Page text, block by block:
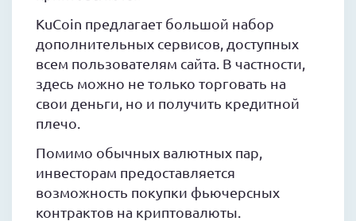
KuCoin предлагает большой набор
дополнительных сервисов, доступных
всем пользователям сайта. В частности,
здесь можно не только торговать на
свои деньги, но и получить кредитной
плечо.
Помимо обычных валютных пар,
инвесторам предоставляется
возможность покупки фьючерсных
контрактов на криптовалюты.